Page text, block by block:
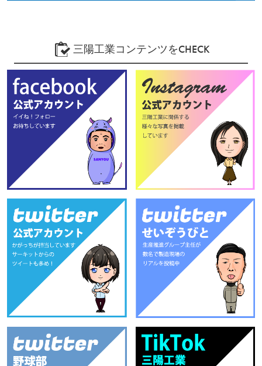
三陽工業コンテンツをCHECK